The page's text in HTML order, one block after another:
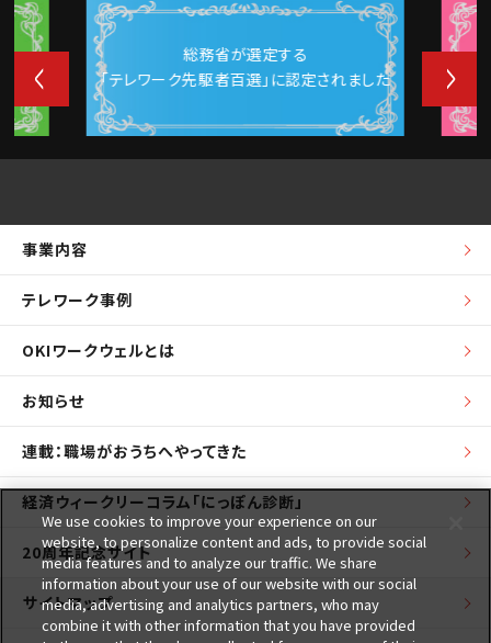
総務省が選定する
「テレワーク先駆者百選」に認定されました
事業内容
テレワーク事例
OKIワークウェルとは
お知らせ
連載：職場がおうちへやってきた
経済ウィークリーコラム「にっぽん診断」
20周年記念サイト
サイトマップ
We use cookies to improve your experience on our
website, to personalize content and ads, to provide social
media features and to analyze our traffic. We share
information about your use of our website with our social
media, advertising and analytics partners, who may
combine it with other information that you have provided